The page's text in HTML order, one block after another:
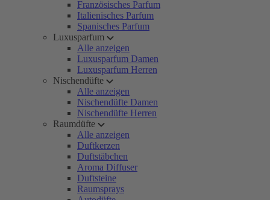
Französisches Parfum
Italienisches Parfum
Spanisches Parfum
Luxusparfum
Alle anzeigen
Luxusparfum Damen
Luxusparfum Herren
Nischendüfte
Alle anzeigen
Nischendüfte Damen
Nischendüfte Herren
Raumdüfte
Alle anzeigen
Duftkerzen
Duftstäbchen
Aroma Diffuser
Duftsteine
Raumsprays